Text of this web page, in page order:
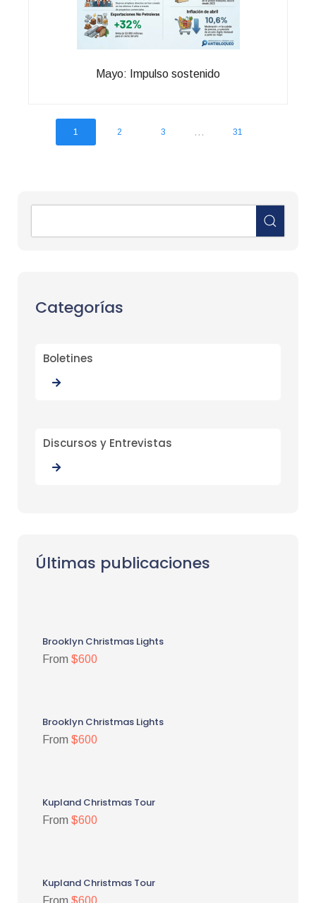
Mayo: Impulso sostenido
1 2 3 ... 31
Categorías
Boletines
Discursos y Entrevistas
Últimas publicaciones
Brooklyn Christmas Lights
From $600
Brooklyn Christmas Lights
From $600
Kupland Christmas Tour
From $600
Kupland Christmas Tour
From $600